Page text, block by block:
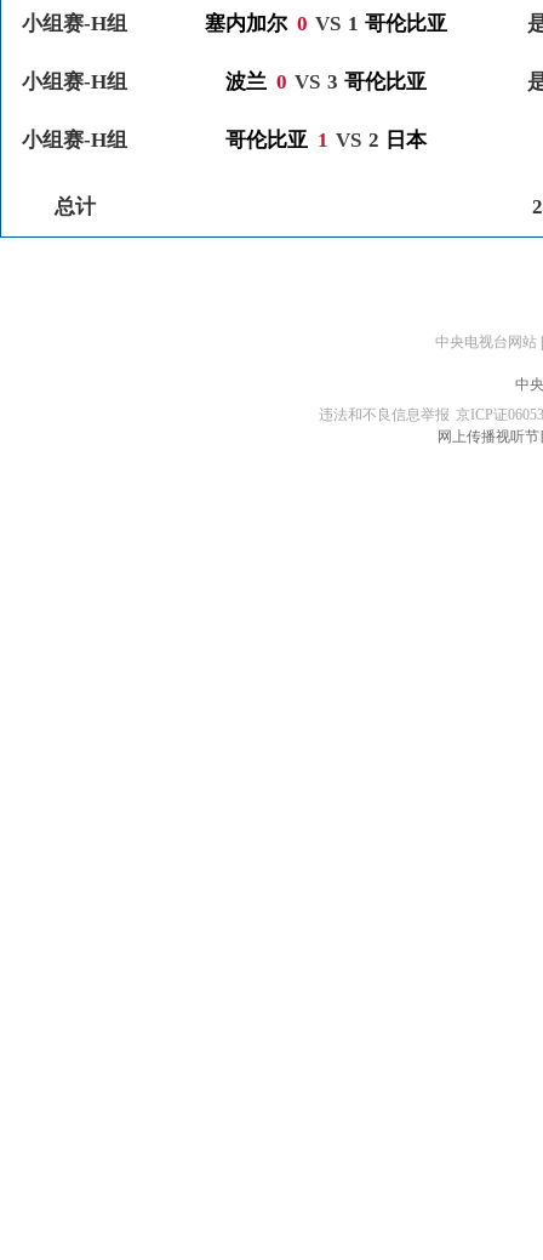
小组赛-H组 塞内加尔 0 VS 1 哥伦比亚
小组赛-H组 波兰 0 VS 3 哥伦比亚
小组赛-H组 哥伦比亚 1 VS 2 日本
总计 2
中央电视台网站
中
违法和不良信息举报 京ICP证
网上传播视听